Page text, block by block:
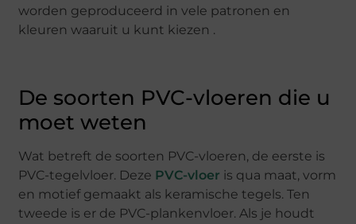
worden geproduceerd in vele patronen en
kleuren waaruit u kunt kiezen .
De soorten PVC-vloeren die u
moet weten
Wat betreft de soorten PVC-vloeren, de eerste is
PVC-tegelvloer. Deze PVC-vloer is qua maat, vorm
en motief gemaakt als keramische tegels. Ten
tweede is er de PVC-plankenvloer. Als je houdt